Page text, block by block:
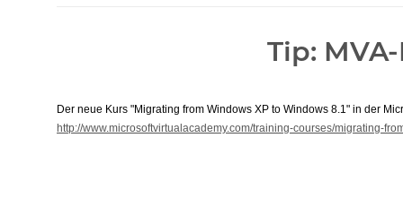
Tip:
Der neue Kurs "Migrating from Windows XP to Windows 8.1" in der
http://www.microsoftvirtualacademy.com/training-courses/migrating-